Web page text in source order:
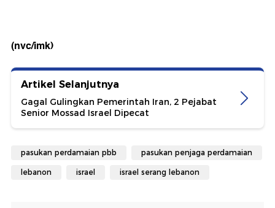
(nvc/imk)
Artikel Selanjutnya
Gagal Gulingkan Pemerintah Iran, 2 Pejabat
Senior Mossad Israel Dipecat
pasukan perdamaian pbb pasukan penjaga perdamaian
lebanon israel israel serang lebanon